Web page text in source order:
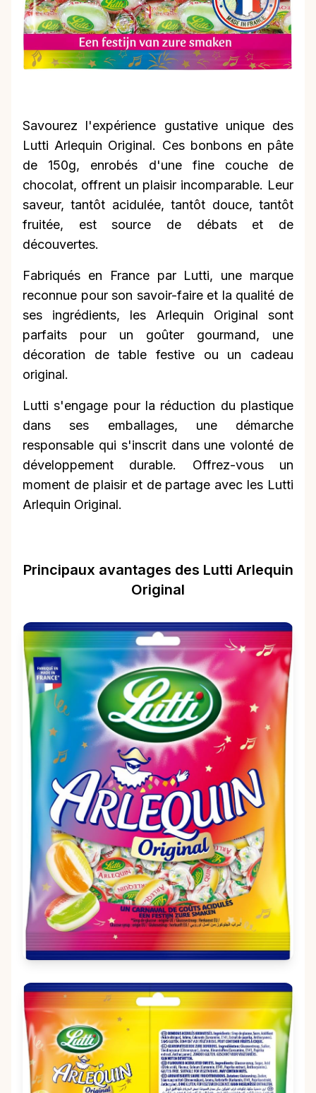
Savourez l'expérience gustative unique des
Lutti Arlequin Original. Ces bonbons en pâte
de 150g, enrobés d'une fine couche de
chocolat, offrent un plaisir incomparable. Leur
saveur, tantôt acidulée, tantôt douce, tantôt
fruitée, est source de débats et de
découvertes.
Fabriqués en France par Lutti, une marque
reconnue pour son savoir-faire et la qualité de
ses ingrédients, les Arlequin Original sont
parfaits pour un goûter gourmand, une
décoration de table festive ou un cadeau
original.
Lutti s'engage pour la réduction du plastique
dans ses emballages, une démarche
responsable qui s'inscrit dans une volonté de
développement durable. Offrez-vous un
moment de plaisir et de partage avec les Lutti
Arlequin Original.
Principaux avantages des Lutti Arlequin
Original